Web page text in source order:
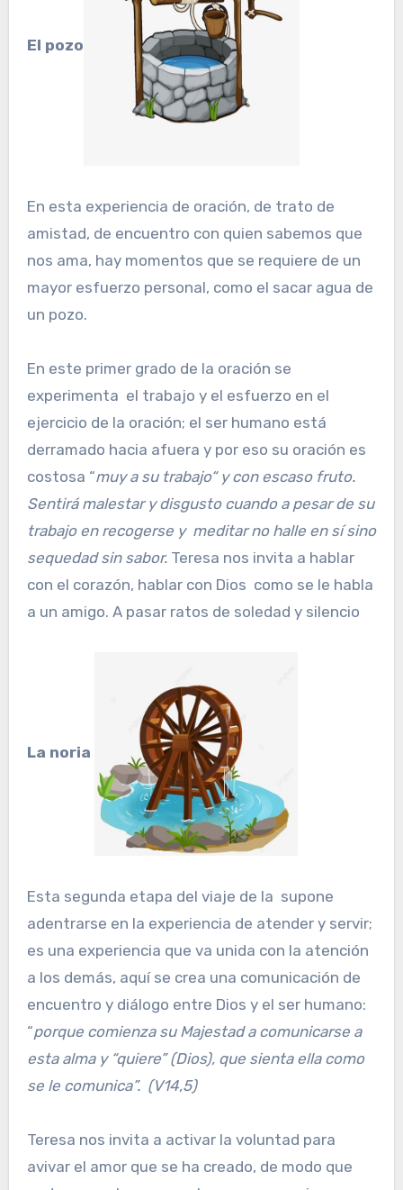
El pozo
En esta experiencia de oración, de trato de
amistad, de encuentro con quien sabemos que
nos ama, hay momentos que se requiere de un
mayor esfuerzo personal, como el sacar agua de
un pozo.
En este primer grado de la oración se
experimenta el trabajo y el esfuerzo en el
ejercicio de la oración; el ser humano está
derramado hacia afuera y por eso su oración es
costosa “muy a su trabajo“ y con escaso fruto.
Sentirá malestar y disgusto cuando a pesar de su
trabajo en recogerse y meditar no halle en sí sino
sequedad sin sabor. Teresa nos invita a hablar
con el corazón, hablar con Dios como se le habla
a un amigo. A pasar ratos de soledad y silencio
La noria
Esta segunda etapa del viaje de la supone
adentrarse en la experiencia de atender y servir;
es una experiencia que va unida con la atención
a los demás, aquí se crea una comunicación de
encuentro y diálogo entre Dios y el ser humano:
“porque comienza su Majestad a comunicarse a
esta alma y “quiere” (Dios), que sienta ella como
se le comunica”. (V14,5)
Teresa nos invita a activar la voluntad para
avivar el amor que se ha creado, de modo que